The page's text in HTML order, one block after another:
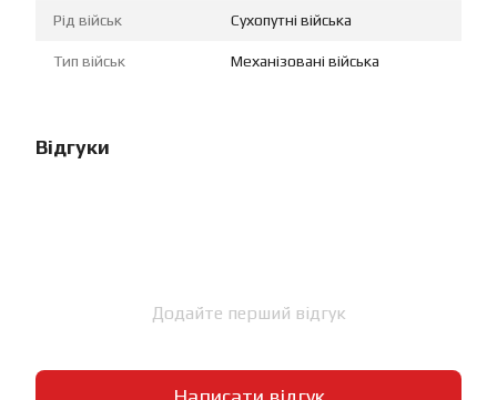
Рід військ Сухопутні війська
Тип військ Механізовані війська
Відгуки
Додайте перший відгук